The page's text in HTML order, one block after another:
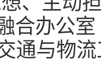
融合办公
通与物